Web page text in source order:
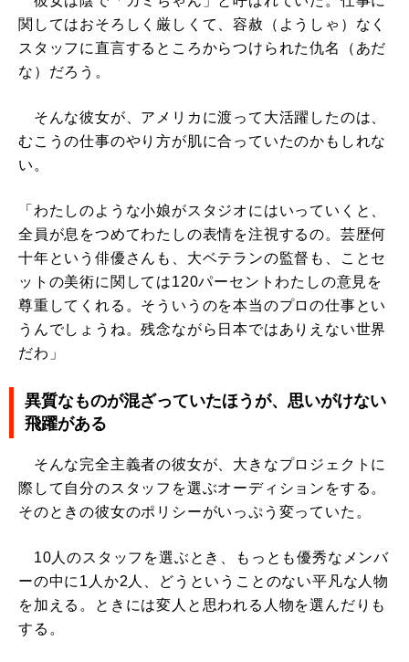
関してはおそろしく厳しくて、容赦（ようしゃ）なく
スタッフに直言するところからつけられた仇名（あだ
な）だろう。
そんな彼女が、アメリカに渡って大活躍したのは、
むこうの仕事のやり方が肌に合っていたのかもしれな
い。
「わたしのような小娘がスタジオにはいっていくと、
全員が息をつめてわたしの表情を注視するの。芸歴何
十年という俳優さんも、大ベテランの監督も、ことセ
ットの美術に関しては120パーセントわたしの意見を
尊重してくれる。そういうのを本当のプロの仕事とい
うんでしょうね。残念ながら日本ではありえない世界
だわ」
異質なものが混ざっていたほうが、思いがけない
飛躍がある
そんな完全主義者の彼女が、大きなプロジェクトに
際して自分のスタッフを選ぶオーディションをする。
そのときの彼女のポリシーがいっぷう変っていた。
10人のスタッフを選ぶとき、もっとも優秀なメンバ
ーの中に1人か2人、どうということのない平凡な人物
を加える。ときには変人と思われる人物を選んだりも
する。